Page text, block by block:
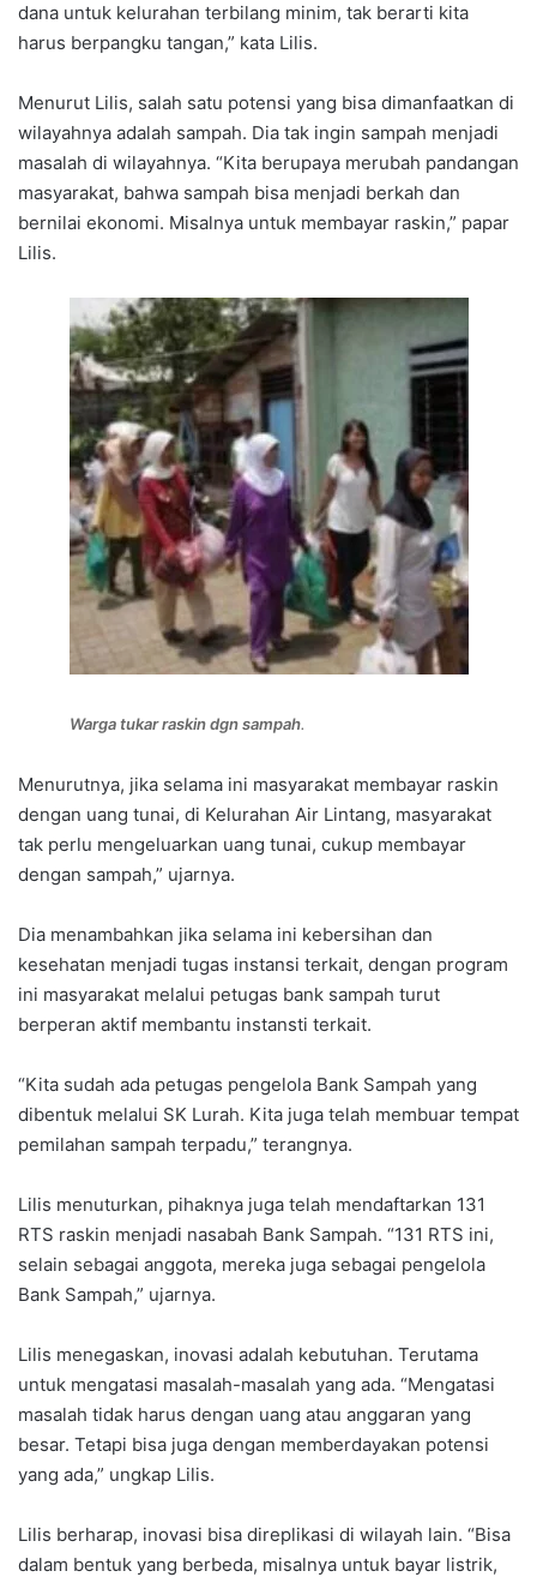
dana untuk kelurahan terbilang minim, tak berarti kita
harus berpangku tangan,” kata Lilis.
Menurut Lilis, salah satu potensi yang bisa dimanfaatkan di
wilayahnya adalah sampah. Dia tak ingin sampah menjadi
masalah di wilayahnya. “Kita berupaya merubah pandangan
masyarakat, bahwa sampah bisa menjadi berkah dan
bernilai ekonomi. Misalnya untuk membayar raskin,” papar
Lilis.
Warga tukar raskin dgn sampah.
Menurutnya, jika selama ini masyarakat membayar raskin
dengan uang tunai, di Kelurahan Air Lintang, masyarakat
tak perlu mengeluarkan uang tunai, cukup membayar
dengan sampah,” ujarnya.
Dia menambahkan jika selama ini kebersihan dan
kesehatan menjadi tugas instansi terkait, dengan program
ini masyarakat melalui petugas bank sampah turut
berperan aktif membantu instansti terkait.
“Kita sudah ada petugas pengelola Bank Sampah yang
dibentuk melalui SK Lurah. Kita juga telah membuar tempat
pemilahan sampah terpadu,” terangnya.
Lilis menuturkan, pihaknya juga telah mendaftarkan 131
RTS raskin menjadi nasabah Bank Sampah. “131 RTS ini,
selain sebagai anggota, mereka juga sebagai pengelola
Bank Sampah,” ujarnya.
Lilis menegaskan, inovasi adalah kebutuhan. Terutama
untuk mengatasi masalah-masalah yang ada. “Mengatasi
masalah tidak harus dengan uang atau anggaran yang
besar. Tetapi bisa juga dengan memberdayakan potensi
yang ada,” ungkap Lilis.
Lilis berharap, inovasi bisa direplikasi di wilayah lain. “Bisa
dalam bentuk yang berbeda, misalnya untuk bayar listrik,